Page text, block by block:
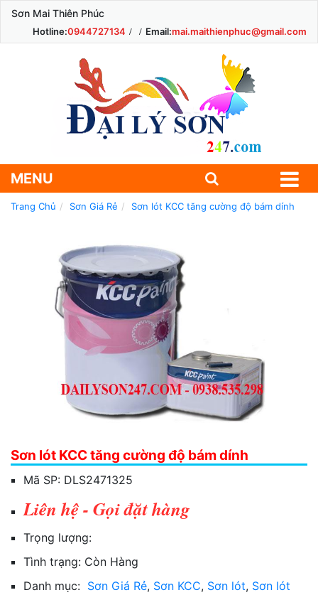
Sơn Mai Thiên Phúc
Hotline:0944727134 Email:mai.maithienphuc@gmail.com
MENU
Trang Chủ Sơn Giá Rẻ Sơn lót KCC tăng cường độ bám dính
Sơn lót KCC tăng cường độ bám dính
Mã SP: DLS2471325
Liên hệ - Gọi đặt hàng
Trọng lượng:
Tình trạng: Còn Hàng
Danh mục: Sơn Giá Rẻ, Sơn KCC, Sơn lót, Sơn lót